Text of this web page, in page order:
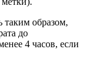
таким образом,
до
4 часов, если